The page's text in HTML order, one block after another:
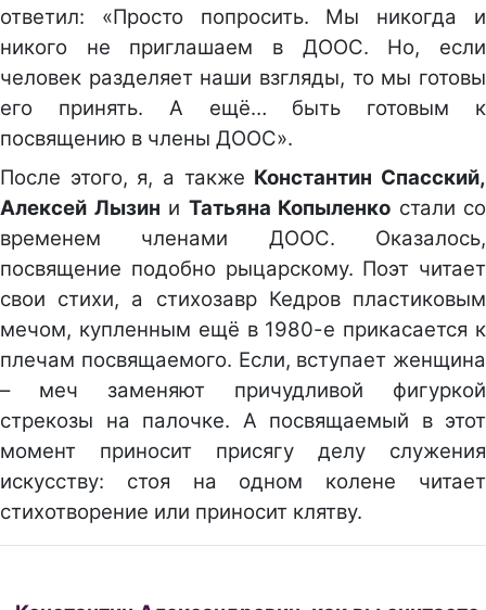
ответил: «Просто попросить. Мы никогда и
никого не приглашаем в ДООС. Но, если
человек разделяет наши взгляды, то мы готовы
его принять. А ещё… быть готовым к
посвящению в члены ДООС».
После этого, я, а также Константин Спасский,
Алексей Лызин и Татьяна Копыленко стали со
временем членами ДООС. Оказалось,
посвящение подобно рыцарскому. Поэт читает
свои стихи, а стихозавр Кедров пластиковым
мечом, купленным ещё в 1980-е прикасается к
плечам посвящаемого. Если, вступает женщина
– меч заменяют причудливой фигуркой
стрекозы на палочке. А посвящаемый в этот
момент приносит присягу делу служения
искусству: стоя на одном колене читает
стихотворение или приносит клятву.